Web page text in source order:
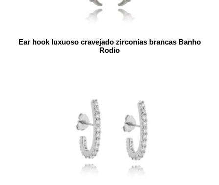
Ear hook luxuoso cravejado zirconias brancas Banho
Rodio